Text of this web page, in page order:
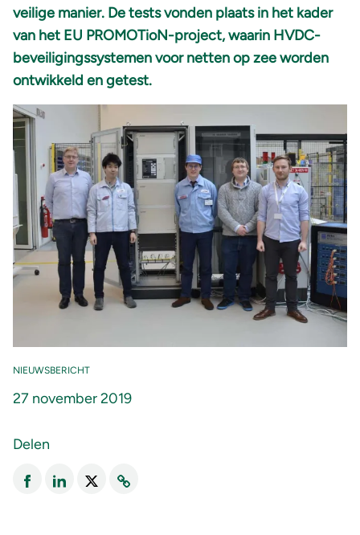
veilige manier. De tests vonden plaats in het kader
van het EU PROMOTioN-project, waarin HVDC-
beveiligingssystemen voor netten op zee worden
ontwikkeld en getest.
NIEUWSBERICHT
27 november 2019
Delen